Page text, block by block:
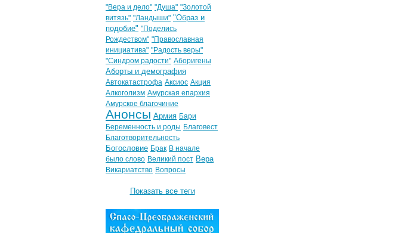
"Вера и дело" "Душа" "Золотой
витязь" "Ландыши" "Образ и
подобие" "Поделись
Рождеством" "Православная
инициатива" "Радость веры"
"Синдром радости" Аборигены
Аборты и демография
Автокатастрофа Аксиос Акция
Алкоголизм Амурская епархия
Амурское благочиние
Анонсы Армия Бари
Беременность и роды Благовест
Благотворительность
Богословие Брак В начале
было слово Великий пост Вера
Викариатство Вопросы
Показать все теги